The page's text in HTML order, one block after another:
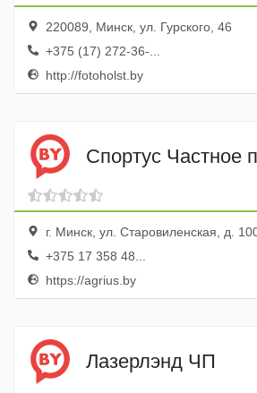
220089, Минск, ул. Гурского, 46
+375 (17) 272-36-...
http://fotoholst.by
Спортус Частное
г. Минск, ул. Старовиленская, д.
+375 17 358 48...
https://agrius.by
Лазерлэнд ЧП